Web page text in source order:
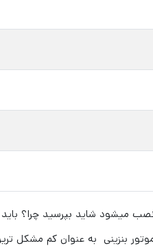
میشود شاید بپرسید چرا؟
بنزینی به عنوان کم مشکل